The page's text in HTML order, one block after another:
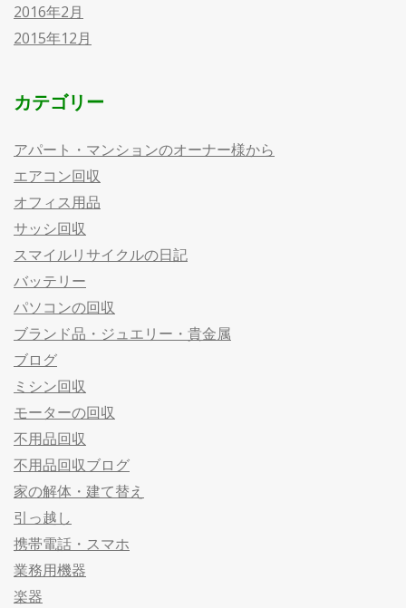
2016年2月
2015年12月
カテゴリー
アパート・マンションのオーナー様から
エアコン回収
オフィス用品
サッシ回収
スマイルリサイクルの日記
バッテリー
パソコンの回収
ブランド品・ジュエリー・貴金属
ブログ
ミシン回収
モーターの回収
不用品回収
不用品回収ブログ
家の解体・建て替え
引っ越し
携帯電話・スマホ
業務用機器
楽器